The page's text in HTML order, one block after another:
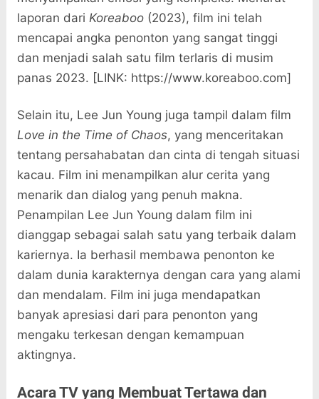
laporan dari Koreaboo(2023), film ini telah
mencapai angka penonton yang sangat tinggi
dan menjadi salah satu film terlaris di musim
panas 2023. [LINK: https://www.koreaboo.com]
Selain itu, Lee Jun Young juga tampil dalam film
Love in the Time of Chaos, yang menceritakan
tentang persahabatan dan cinta di tengah situasi
kacau. Film ini menampilkan alur cerita yang
menarik dan dialog yang penuh makna.
Penampilan Lee Jun Young dalam film ini
dianggap sebagai salah satu yang terbaik dalam
kariernya. Ia berhasil membawa penonton ke
dalam dunia karakternya dengan cara yang alami
dan mendalam. Film ini juga mendapatkan
banyak apresiasi dari para penonton yang
mengaku terkesan dengan kemampuan
aktingnya.
Acara TV yang Membuat Tertawa dan